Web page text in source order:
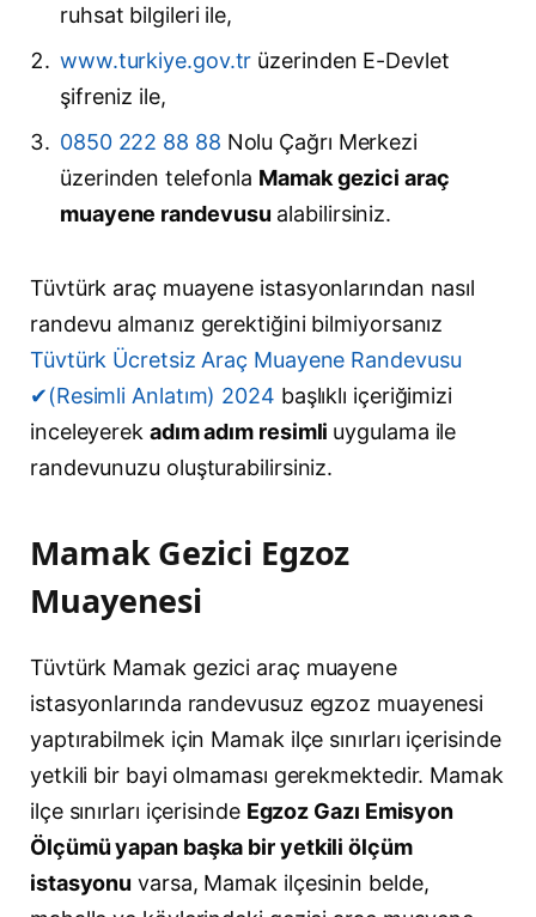
ruhsat bilgileri ile,
www.turkiye.gov.tr üzerinden E-Devlet
şifreniz ile,
0850 222 88 88 Nolu Çağrı Merkezi
üzerinden telefonla Mamak gezici araç
muayene randevusu alabilirsiniz.
Tüvtürk araç muayene istasyonlarından nasıl
randevu almanız gerektiğini bilmiyorsanız
Tüvtürk Ücretsiz Araç Muayene Randevusu
✔(Resimli Anlatım) 2024 başlıklı içeriğimizi
inceleyerek adım adım resimli uygulama ile
randevunuzu oluşturabilirsiniz.
Mamak Gezici Egzoz
Muayenesi
Tüvtürk Mamak gezici araç muayene
istasyonlarında randevusuz egzoz muayenesi
yaptırabilmek için Mamak ilçe sınırları içerisinde
yetkili bir bayi olmaması gerekmektedir. Mamak
ilçe sınırları içerisinde Egzoz Gazı Emisyon
Ölçümü yapan başka bir yetkili ölçüm
istasyonu varsa, Mamak ilçesinin belde,